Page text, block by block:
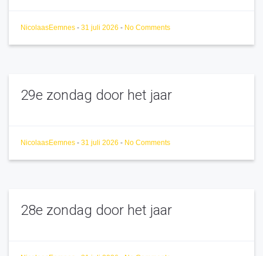
NicolaasEemnes - 31 juli 2026 - No Comments
29e zondag door het jaar
NicolaasEemnes - 31 juli 2026 - No Comments
28e zondag door het jaar